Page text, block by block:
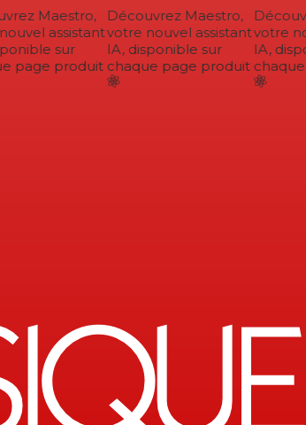
Maestro,
assistant
sur
page produit
Découvrez Maestro,
votre nouvel assistant
IA, disponible sur
chaque page produit
votre
IA,
chaque